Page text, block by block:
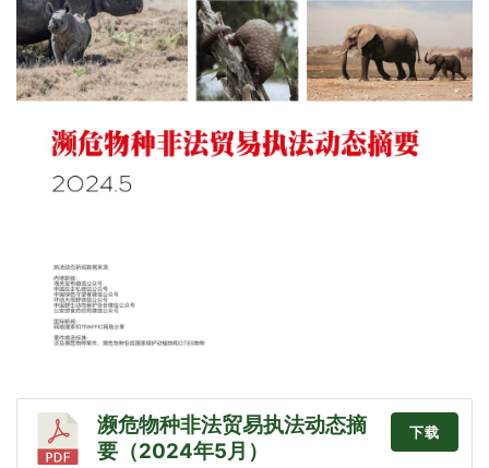
濒危物种非法贸易执法动态摘
要（2024年5月）
下载